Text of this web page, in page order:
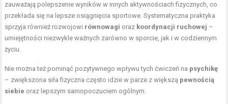
zauważają polepszenie wyników w innych aktywnościach fizycznych, co
przekłada się na lepsze osiągnięcia sportowe. Systematyczna praktyka
sprzyja również rozwojowi równowagi oraz koordynacji ruchowej –
umiejętności niezwykle ważnych zarówno w sporcie, jak i w codziennym
życiu.
Nie można też pominąć pozytywnego wpływu tych ćwiczeń na psychikę
– zwiększona siła fizyczna często idzie w parze z większą pewnością
siebie oraz lepszym samopoczuciem ogólnym.